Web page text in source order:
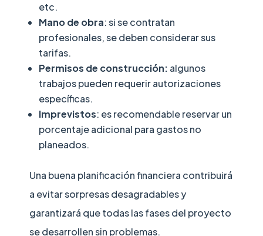
etc.
Mano de obra: si se contratan
profesionales, se deben considerar sus
tarifas.
Permisos de construcción: algunos
trabajos pueden requerir autorizaciones
específicas.
Imprevistos: es recomendable reservar un
porcentaje adicional para gastos no
planeados.
Una buena planificación financiera contribuirá
a evitar sorpresas desagradables y
garantizará que todas las fases del proyecto
se desarrollen sin problemas.